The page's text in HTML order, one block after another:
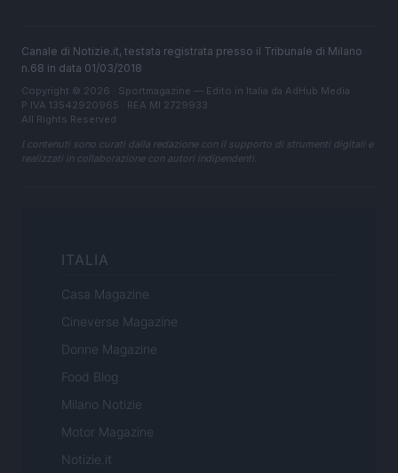
Canale di Notizie.it, testata registrata presso il Tribunale di Milano
n.68 in data 01/03/2018
Copyright © 2026 · Sportmagazine — Edito in Italia da AdHub Media
P.IVA 13542920965 · REA MI 2729933
All Rights Reserved
I contenuti sono curati dalla redazione con il supporto di strumenti digitali e
realizzati in collaborazione con autori indipendenti.
ITALIA
Casa Magazine
Cineverse Magazine
Donne Magazine
Food Blog
Milano Notizie
Motor Magazine
Notizie.it